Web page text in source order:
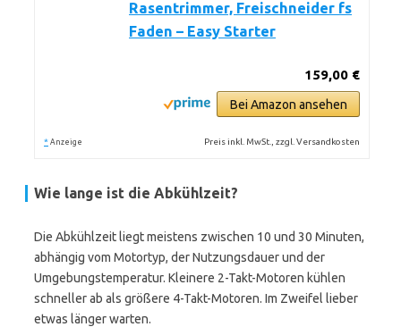
Rasentrimmer, Freischneider fs
Faden – Easy Starter
159,00 €
Bei Amazon ansehen
* Anzeige Preis inkl. MwSt., zzgl. Versandkosten
Wie lange ist die Abkühlzeit?
Die Abkühlzeit liegt meistens zwischen 10 und 30 Minuten,
abhängig vom Motortyp, der Nutzungsdauer und der
Umgebungstemperatur. Kleinere 2-Takt-Motoren kühlen
schneller ab als größere 4-Takt-Motoren. Im Zweifel lieber
etwas länger warten.